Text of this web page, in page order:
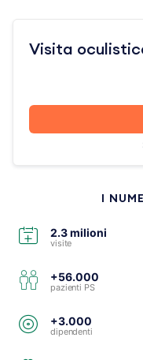
Visita
I
2.3 milioni
visite
+56.000
pazienti PS
+3.000
dipendenti